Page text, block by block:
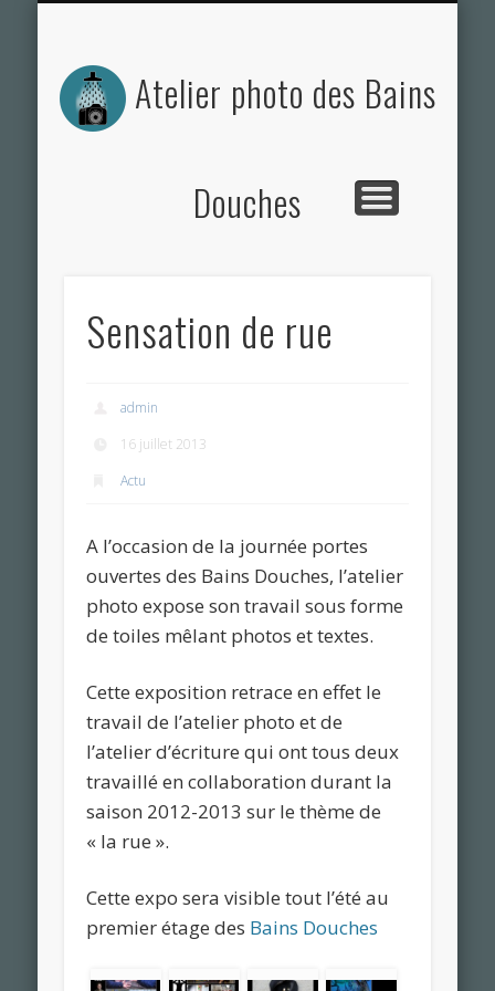
Atelier photo des Bains
Douches
Sensation de rue
admin
16 juillet 2013
Actu
A l’occasion de la journée portes
ouvertes des Bains Douches, l’atelier
photo expose son travail sous forme
de toiles mêlant photos et textes.
Cette exposition retrace en effet le
travail de l’atelier photo et de
l’atelier d’écriture qui ont tous deux
travaillé en collaboration durant la
saison 2012-2013 sur le thème de
« la rue ».
Cette expo sera visible tout l’été au
premier étage des Bains Douches